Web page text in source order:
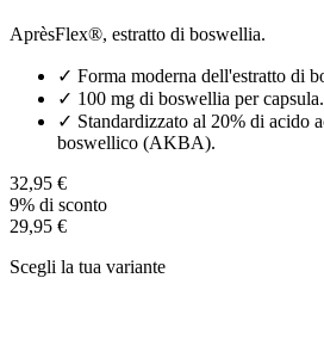
AprèsFlex®, estratto di boswellia.
✓ Forma moderna dell'estratto di
✓ 100 mg di boswellia per capsula.
✓ Standardizzato al 20% di acido
boswellico (AKBA).
32,95 €
9% di sconto
29,95 €
Scegli la tua variante